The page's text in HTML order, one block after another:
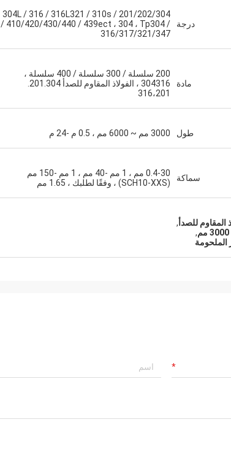
درجة
201/202/304 / 304L / 316 / 316L321 / 310s
/ 410/420/430/440 / 439ect ، 304 ، Tp304 /
316/317/321/347
مادة
200 سلسلة / 300 سلسلة / 400 سلسلة ،
316،201
طول 3000 مم ~ 6000 مم ، 0.5 م -24 م
سماكة
0.4-30 مم ، 1 مم -40 مم ، 1 مم -150 مم
(SCH10-XXS) ، وفقًا لطلبك ، 1.65 مم
,
,